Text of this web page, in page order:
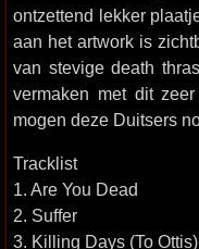
ontzettend lekker
aan het artwork is
van stevige death
vermaken met dit
mogen deze Duitsers
Tracklist
1. Are You Dead
2. Suffer
3. Killing Days (To Ottis)